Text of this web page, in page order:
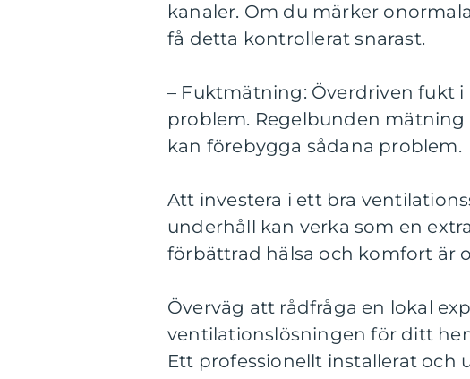
kanaler. Om du märker
få detta kontrollerat snarast.
– Fuktmätning: Överdriven fukt
problem. Regelbunden
kan förebygga sådana problem.
Att investera i ett bra
underhåll kan verka som en
förbättrad hälsa och komfort är
Överväg att rådfråga en lokal
ventilationslösningen för ditt
Ett professionellt installerat och